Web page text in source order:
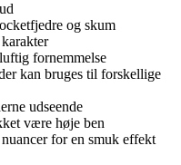
og skum
fornemmelse
kan bruges til forskellige
udseende
være høje ben
for en smuk effekt